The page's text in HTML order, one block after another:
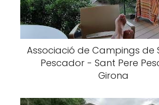
Associació de Campings de
Pescador - Sant Pere
Girona